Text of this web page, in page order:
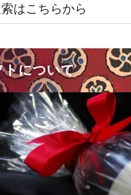
はこちらから
トについて